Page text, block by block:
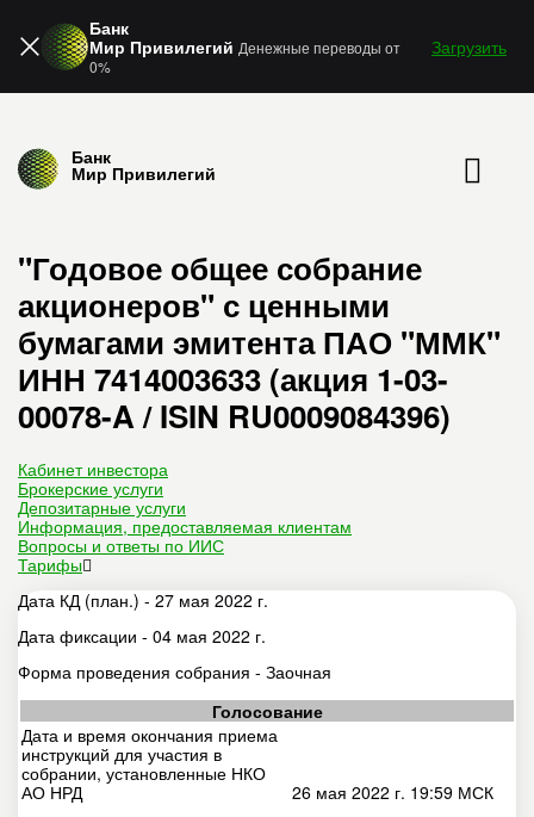
Банк
Мир Привилегий Денежные переводы от
0%
Загрузить
Банк
Мир Привилегий
"Годовое общее собрание
акционеров" с ценными
бумагами эмитента ПАО "ММК"
ИНН 7414003633 (акция 1-03-
00078-A / ISIN RU0009084396)
Кабинет инвестора
Брокерские услуги
Депозитарные услуги
Информация, предоставляемая клиентам
Вопросы и ответы по ИИС
Тарифы
Дата КД (план.) - 27 мая 2022 г.
Дата фиксации - 04 мая 2022 г.
Форма проведения собрания - Заочная
Голосование
Дата и время окончания приема
инструкций для участия в
собрании, установленные НКО
АО НРД
26 мая 2022 г. 19:59 МСК